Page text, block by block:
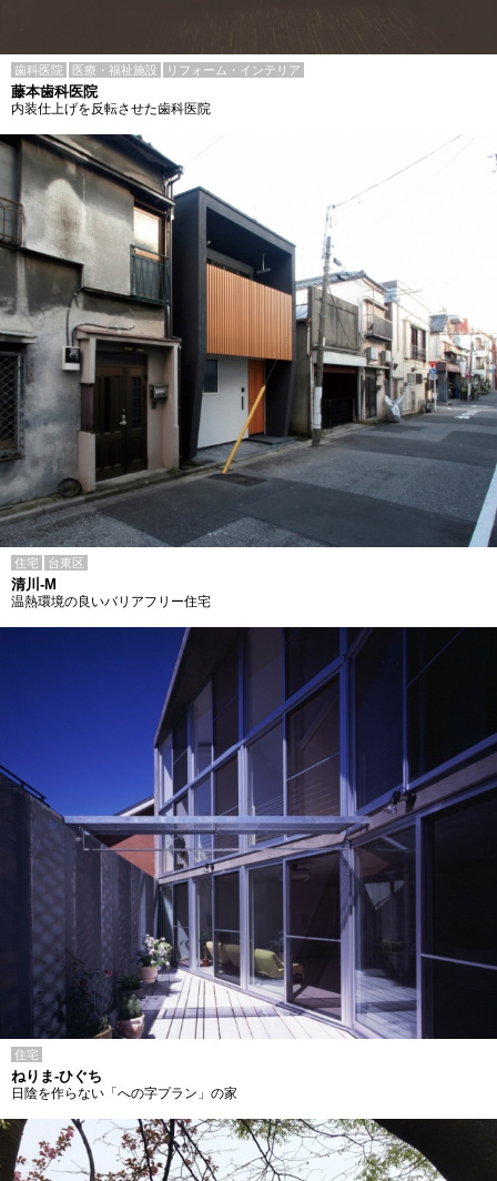
歯科医院 医療・福祉施設 リフォーム・インテリア
藤本歯科医院
内装仕上げを反転させた歯科医院
住宅 台東区
清川-M
温熱環境の良いバリアフリー住宅
住宅
ねりま-ひぐち
日陰を作らない「への字プラン」の家